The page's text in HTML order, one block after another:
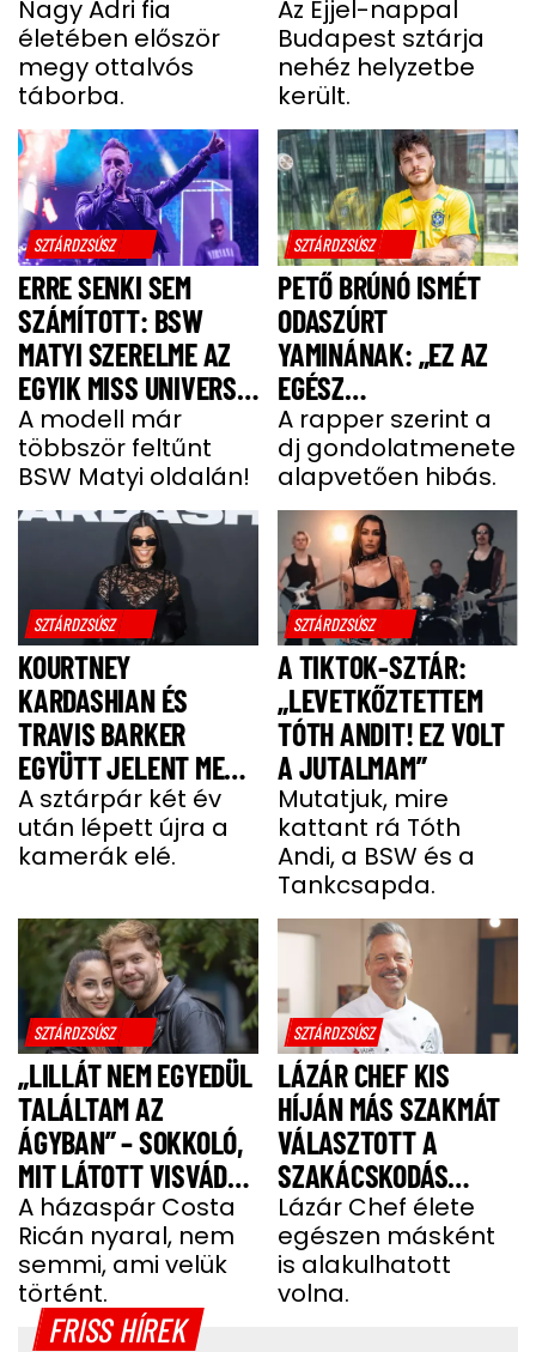
UGYANÚGY IZGULOK,
MINT Ő”
Nagy Adri fia
életében először
megy ottalvós
táborba.
LÓGOTT – SÖTÉT
IDŐSZAKBÓL
MENEKÜLT MEG A
SZTÁRAPUKA
Az Éjjel-nappal
Budapest sztárja
nehéz helyzetbe
került.
SZTÁRDZSÚSZ
ERRE SENKI SEM
SZÁMÍTOTT: BSW
MATYI SZERELME AZ
EGYIK MISS UNIVERSE
HUNGARY VERSENYZŐ
A modell már
többször feltűnt
BSW Matyi oldalán!
SZTÁRDZSÚSZ
PETŐ BRÚNÓ ISMÉT
ODASZÚRT
YAMINÁNAK: „EZ AZ
EGÉSZ
GONDOLATMENET
ZSÁKUTCA”
A rapper szerint a
dj gondolatmenete
alapvetően hibás.
SZTÁRDZSÚSZ
KOURTNEY
KARDASHIAN ÉS
TRAVIS BARKER
EGYÜTT JELENT MEG
A VÖRÖS SZŐNYEGEN
A sztárpár két év
után lépett újra a
kamerák elé.
SZTÁRDZSÚSZ
A TIKTOK-SZTÁR:
„LEVETKŐZTETTEM
TÓTH ANDIT! EZ VOLT
A JUTALMAM”
Mutatjuk, mire
kattant rá Tóth
Andi, a BSW és a
Tankcsapda.
SZTÁRDZSÚSZ
„LILLÁT NEM EGYEDÜL
TALÁLTAM AZ
ÁGYBAN” – SOKKOLÓ,
MIT LÁTOTT VISVÁDER
TAMÁS
A házaspár Costa
Ricán nyaral, nem
semmi, ami velük
történt.
SZTÁRDZSÚSZ
LÁZÁR CHEF KIS
HÍJÁN MÁS SZAKMÁT
VÁLASZTOTT A
SZAKÁCSKODÁS
HELYETT
Lázár Chef élete
egészen másként
is alakulhatott
volna.
FRISS HÍREK